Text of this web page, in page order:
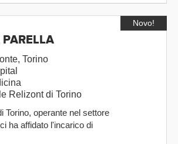
OSS in RSA, da assumere
con possibilita' di futura
indeterminato. Luogo di
Il ruolo di OSS
cura
, Torino
Relizont di Torino
Torino, operante nel settore
ha affidato l'incarico di
interessata a ricoprire il
Novo!